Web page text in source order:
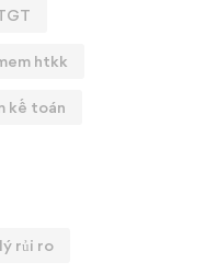
htkk
kế toán
rủi ro